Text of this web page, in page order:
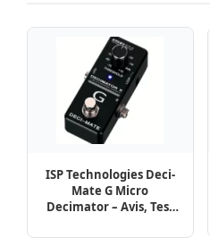
ISP Technologies Deci-
Mate G Micro
Decimator – Avis, Test